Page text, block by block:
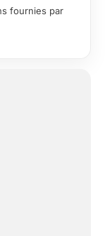
3 kg
2,5
la
2 kg
:
fournies par